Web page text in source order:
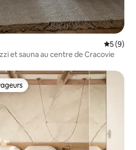
5 (9)
et sauna au centre de Cracovie
les plus appréciés